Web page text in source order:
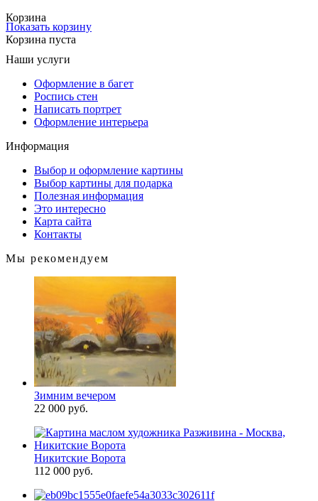
Корзина
Показать корзину
Корзина пуста
Наши услуги
Оформление в багет
Роспись стен
Написать портрет
Оформление интерьера
Информация
Выбор и оформление картины
Выбор картины для подарка
Полезная информация
Это интересно
Карта сайта
Контакты
Мы рекомендуем
Зимним вечером
22 000 руб.
Никитские Ворота
112 000 руб.